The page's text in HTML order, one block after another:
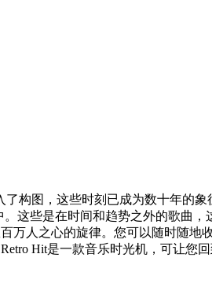
构图，这些时刻已成为数十年的
这些是在时间和趋势之外的歌曲，
万人之心的旋律。您可以随时随地
Hit是一款音乐时光机，可让您